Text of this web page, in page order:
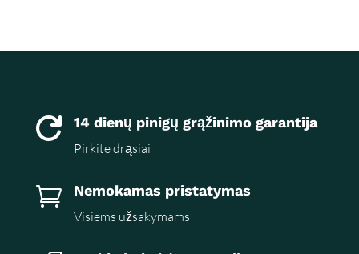
 14 dienų pinigų grąžinimo garantija
Pirkite drąsiai
 Nemokamas pristatymas
Visiems užsakymams